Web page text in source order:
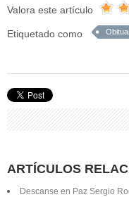
Valora este artículo
Etiquetado como
ARTÍCULOS
Descanse en Paz Sergio